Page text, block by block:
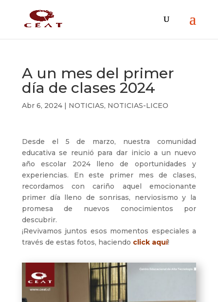
A un mes del primer
día de clases 2024
Abr 6, 2024| NOTICIAS, NOTICIAS-LICEO
Desde el 5 de marzo, nuestra comunidad
educativa se reunió para dar inicio a un nuevo
año escolar 2024 lleno de oportunidades y
experiencias. En este primer mes de clases,
recordamos con cariño aquel emocionante
primer día lleno de sonrisas, nerviosismo y la
promesa de nuevos conocimientos por
descubrir.
¡Revivamos juntos esos momentos especiales a
través de estas fotos, haciendo click aquí!